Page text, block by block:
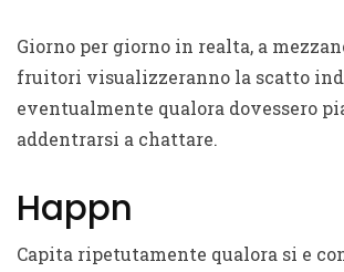
Giorno per giorno in realta, a
fruitori visualizzeranno la scatto
eventualmente qualora dovessero
addentrarsi a chattare.
Happn
Capita ripetutamente qualora si e